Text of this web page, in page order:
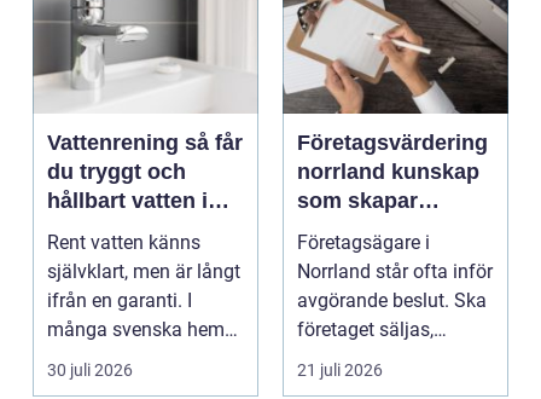
Vattenrening så får
du tryggt och
hållbart vatten i
vardagen
Rent vatten känns
självklart, men är långt
ifrån en garanti. I
många svenska hem
innehåller kranvatt...
30 juli 2026
Företagsvärdering
norrland kunskap
som skapar
tryggare affärer
Företagsägare i
Norrland står ofta inför
avgörande beslut. Ska
företaget säljas,
generationsskiftas,...
21 juli 2026